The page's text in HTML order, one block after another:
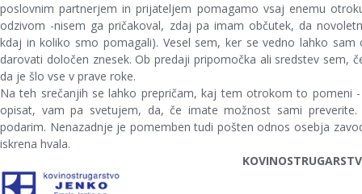
poslovnim partnerjem in prijateljem pomagamo vsaj enemu
odzivom -nisem ga pričakoval, zdaj pa imam občutek, da
kdaj in koliko smo pomagali). Vesel sem, ker se vedno lahko
darovati določen znesek. Ob predaji pripomočka ali sredstev sem,
da je šlo vse v prave roke.
Na teh srečanjih se lahko prepričam, kaj tem otrokom to pomeni
opisat, vam pa svetujem, da, če imate možnost sami
podarim. Nenazadnje je pomemben tudi pošten odnos osebja
iskrena hvala.